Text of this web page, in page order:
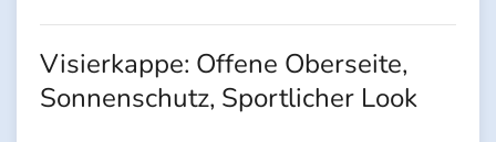
Visierkappe: Offene Oberseite,
Sonnenschutz, Sportlicher Look